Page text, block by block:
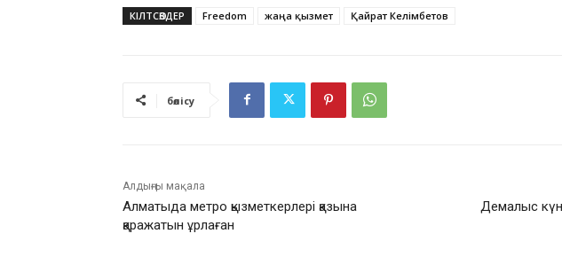
КІЛТСӨЗДЕР Freedom жаңа қызмет Қайрат Келімбетов
бөлісу
Алдыңғы мақала
Алматыда метро қызметкерлері қазына
қаражатын ұрлаған
Демалыс